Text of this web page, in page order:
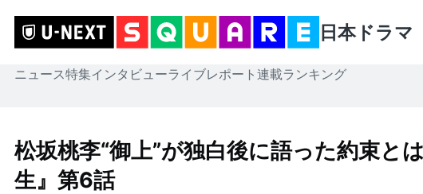
日本ドラマ
ニュース特集インタビューライブレポート 連載ランキング
松坂桃李“御上”が独白後に語った約束と
生』第6話